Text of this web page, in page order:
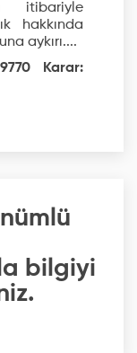
itibariyle
hakkında
aykırı....
Karar:
bilgiyi